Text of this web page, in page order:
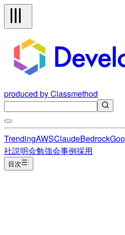
produced by Classmethod
TrendingAWSClaudeBedrock
社説明会勉強会事例採用
目次